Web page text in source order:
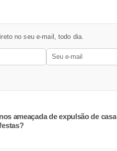
no seu e-mail, todo dia.
ameaçada de expulsão de casa